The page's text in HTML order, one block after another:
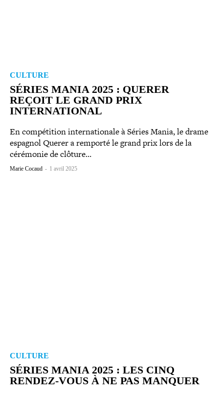
CULTURE
SÉRIES MANIA 2025 : QUERER
REÇOIT LE GRAND PRIX
INTERNATIONAL
En com­pé­ti­tion inter­na­tio­nale à Séries Mania, le drame
espagnol Querer a remporté le grand prix lors de la
cérémonie de clôture…
Marie Cocaud - 1 avril 2025
CULTURE
SÉRIES MANIA 2025 : LES CINQ
RENDEZ-​VOUS À NE PAS MANQUER